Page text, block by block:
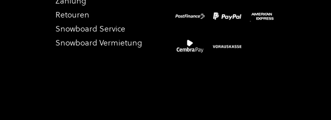
Retouren
Snowboard Service
Snowboard Vermietung